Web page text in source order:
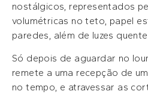
nostálgicos, representados
volumétricas no teto, papel
paredes, além de luzes
Só depois de aguardar no
remete a uma recepção de
no tempo, e atravessar as